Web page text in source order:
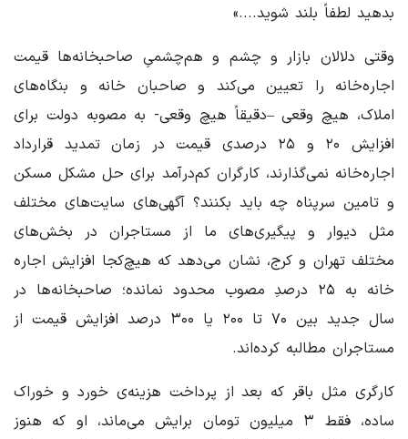
بدهید لطفاً بلند شوید....»
وقتی دلالان بازار و چشم و هم‌چشمیِ صاحبخانه‌ها قیمت
اجاره‌خانه را تعیین می‌کند و صاحبان خانه و بنگاه‌های
املاک، هیچ وقعی –دقیقاً هیچ وقعی- به مصوبه دولت برای
افزایش ۲۰ و ۲۵ درصدی قیمت در زمان تمدید قرارداد
اجاره‌خانه نمی‌گذارند، کارگران کم‌درآمد برای حل مشکل مسکن
و تامین سرپناه چه باید بکنند؟ آگهی‌های سایت‌های مختلف
مثل دیوار و پیگیری‌های ما از مستاجران در بخش‌های
مختلف تهران و کرج، نشان می‌دهد که هیچ‌کجا افزایش اجاره
خانه به ۲۵ درصدِ مصوب محدود نمانده؛ صاحبخانه‌ها در
سال جدید بین ۷۰ تا ۲۰۰ یا ۳۰۰ درصد افزایش قیمت از
مستاجران مطالبه کرده‌اند.
کارگری مثل باقر که بعد از پرداخت هزینه‌ی خورد و خوراک
ساده، فقط ۳ میلیون تومان برایش می‌ماند، او که هنوز